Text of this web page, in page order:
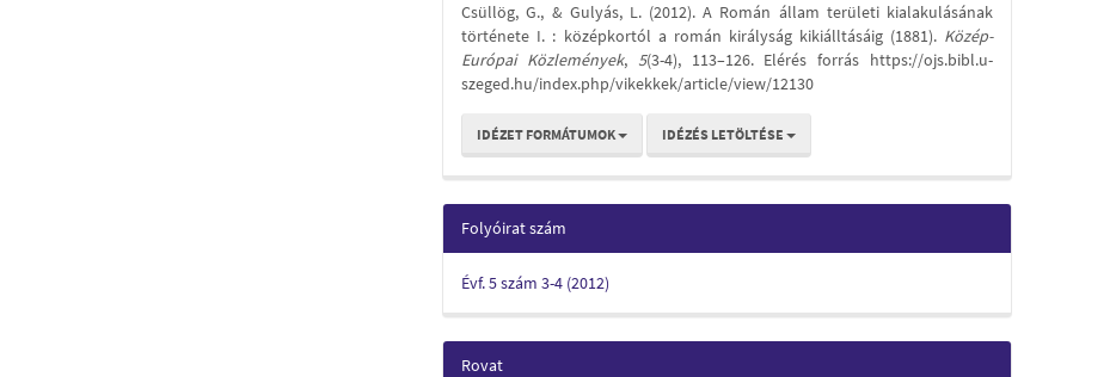
Csüllög, G., & Gulyás, L. (2012). A Román állam területi kialakulásának
története I. : középkortól a román királyság kikiálltásáig (1881). Közép-
Európai Közlemények, 5(3-4), 113–126. Elérés forrás https://ojs.bibl.u-
szeged.hu/index.php/vikekkek/article/view/12130
IDÉZET FORMÁTUMOK IDÉZÉS LETÖLTÉSE
Folyóirat szám
Évf. 5 szám 3-4 (2012)
Rovat